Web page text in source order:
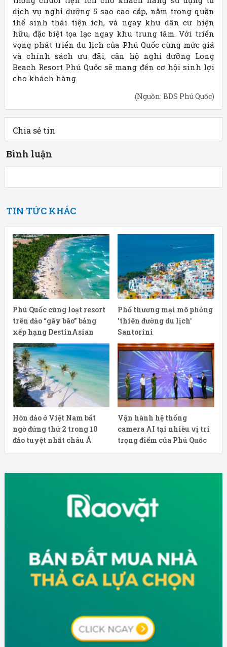
dịch vụ nghỉ dưỡng 5 sao cao cấp, nằm trong quần
thể sinh thái tiện ích, và ngay khu dân cư hiện
hữu, đặc biệt tọa lạc ngay khu trung tâm. Với triển
vọng phát triển du lịch của Phú Quốc cùng mức giá
và chính sách ưu đãi, căn hộ nghỉ dưỡng Long
Beach Resort Phú Quốc sẽ mang đến cơ hội sinh lợi
cho khách hàng.
(Nguồn: BDS Phú Quốc)
Chia sẻ tin
Bình luận
TIN TỨC KHÁC
Phú Quốc cùng loạt resort
trên đảo “gây bão” bảng
xếp hạng DestinAsian
Phố thương mại mô phỏng
'thiên đường du lịch'
Santorini
Hòn đảo ở Việt Nam bất
ngờ đứng thứ 2 trong 10
đảo tuyệt nhất châu Á
Vận hành hệ thống
camera AI tại nhiều vị trí
trọng điểm của Phú Quốc